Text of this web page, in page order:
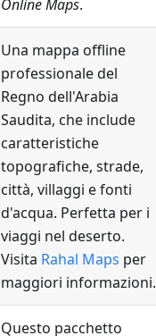
Online Maps.
Una mappa offline
professionale del
Regno dell'Arabia
Saudita, che include
caratteristiche
topografiche, strade,
città, villaggi e fonti
d'acqua. Perfetta per i
viaggi nel deserto.
Visita Rahal Maps per
maggiori informazioni.
Questo pacchetto